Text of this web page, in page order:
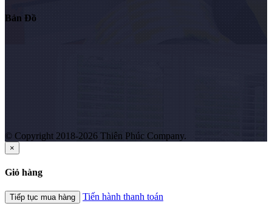
Bản Đồ
© Copyright 2018-2026 Thiên Phúc Company.
×
Giỏ hàng
Tiếp tục mua hàng Tiến hành thanh toán